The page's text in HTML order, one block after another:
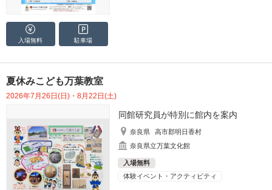
入場無料 駐車場
夏休みこども万葉教室
2026年7月26日(日)・8月22日(土)
同館研究員が特別に館内を案内
奈良県
高市郡明日香村
奈良県立万葉文化館
入場無料
体験イベント・アクティビティ